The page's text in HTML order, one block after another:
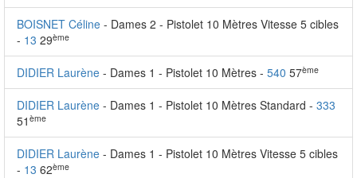
BOISNET Céline - Dames 2 - Pistolet 10 Mètres Vitesse 5 cibles
- 13 29ème
DIDIER Laurène - Dames 1 - Pistolet 10 Mètres - 540 57ème
DIDIER Laurène - Dames 1 - Pistolet 10 Mètres Standard - 333
51 ème
DIDIER Laurène - Dames 1 - Pistolet 10 Mètres Vitesse 5 cibles
- 13 62ème